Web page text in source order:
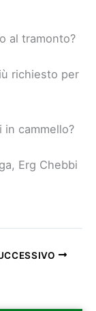
al tramonto?
richiesto per
cammello?
Erg Chebbi